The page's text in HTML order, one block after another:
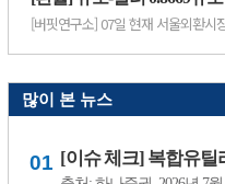
[버핏연구소] 07일 현재 서울외환시
로/달러 환율은 0.8669유로(으)로, 전
를 보였다.[...
많이 본 뉴스